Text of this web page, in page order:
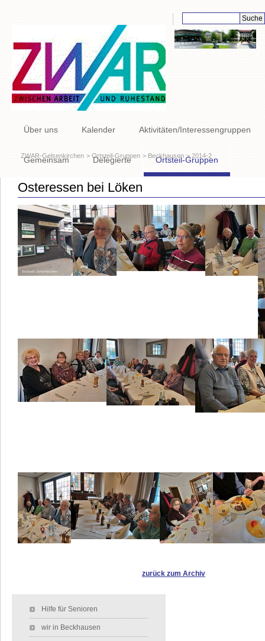
Suchbegriffe
Navigation
Über uns Kalender Aktivitäten/Interessengruppen
Gemeinsam Delegierte Ortsteil-Gruppen
Links
ZWAR-Gelsenkirchen Ortsteil-Gruppen Beckhausen 2014-2
Osteressen bei Löken
zurück zum Archiv
Hilfe für Senioren
wir in Beckhausen